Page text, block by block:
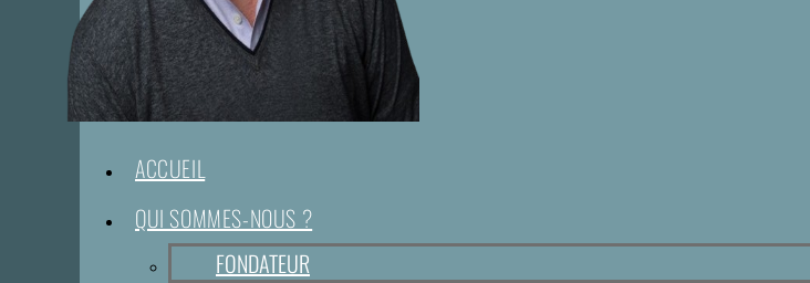
ACCUEIL
QUI SOMMES-NOUS ?
FONDATEUR